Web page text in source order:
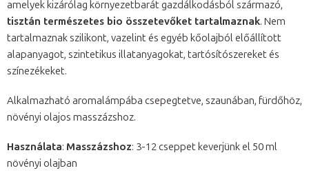
amelyek kizárólag környezetbarát gazdálkodásból származó,
tisztán természetes bio összetevőket tartalmaznak. Nem
tartalmaznak szilikont, vazelint és egyéb kőolajból előállított
alapanyagot, szintetikus illatanyagokat, tartósítószereket és
színezékeket.
Alkalmazható aromalámpába csepegtetve, szaunában, fürdőhöz,
növényi olajos masszázshoz.
Használata: Masszázshoz: 3-12 cseppet keverjünk el 50 ml
növényi olajban